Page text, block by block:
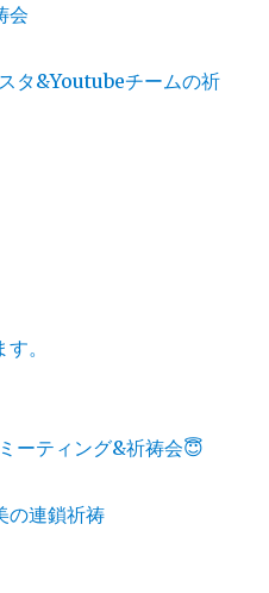
会
タ&Youtubeチームの祈
。
ーティング&祈祷会😇
の連鎖祈祷